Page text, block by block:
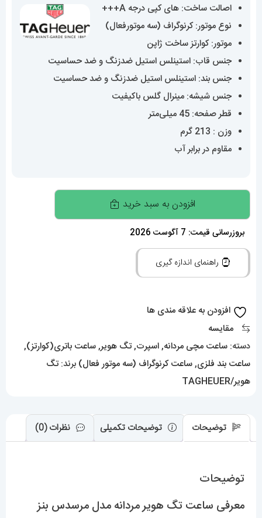
اصالت ساخت: های کپی درجه A+++
نوع موتور: کرنوگراف (سه موتورفعال)
موتور: کوارتز ساخت ژاپن
جنس قاب: استینلس استیل ضدزنگ و ضد حساسیت
جنس بند: استینلس استیل ضدزنگ و ضد حساسیت
جنس شیشه: مینرال گلس باکیفیت
قطر صفحه: 45 میلی‌متر
وزن : 213 گرم
مقاوم در برابر آب
ساعت
تگ
هویر
مردانه
کرنوگراف
8749
HEUER
Grand
SLS
افزودن به سبد خرید
بروزرسانی قیمت: 7 آگوست 2026
راهنمای اندازه گیری
افزودن به علاقه مندی ها
مقایسه
دسته: ساعت مچی مردانه,اسپرت,تگ هویر,ساعت باتری(کوارتز),
ساعت بند فلزی,ساعت کرنوگراف (سه موتور فعال) برند:تگ
هویر/TAGHEUER
توضیحات توضیحات تکمیلی نظرات (0)
توضیحات
معرفی ساعت تگ هویر مردانه مدل مرسدس بنز